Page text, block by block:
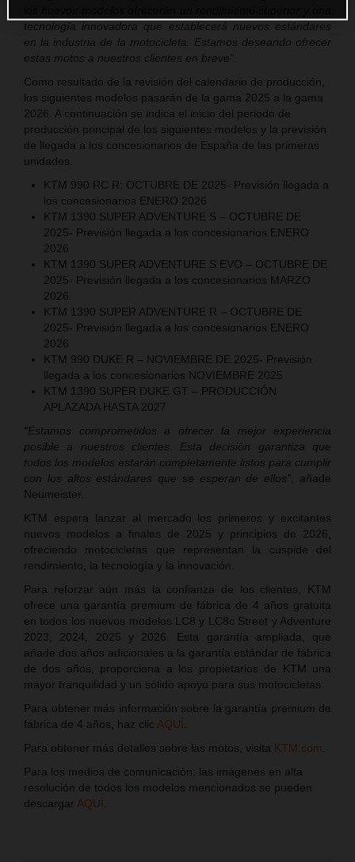
tecnología innovadora que establecerá nuevos estándares
en la industria de la motocicleta. Estamos deseando ofrecer
estas motos a nuestros clientes en breve”.
Como resultado de la revisión del calendario de producción,
los siguientes modelos pasarán de la gama 2025 a la gama
2026. A continuación se indica el inicio del periodo de
producción principal de los siguientes modelos y la previsión
de llegada a los concesionarios de España de las primeras
unidades.
KTM 990 RC R: OCTUBRE DE 2025- Previsión llegada a
los concesionarios ENERO 2026
KTM 1390 SUPER ADVENTURE S – OCTUBRE DE
2025- Previsión llegada a los concesionarios ENERO
2026
KTM 1390 SUPER ADVENTURE S EVO – OCTUBRE DE
2025- Previsión llegada a los concesionarios MARZO
2026
KTM 1390 SUPER ADVENTURE R – OCTUBRE DE
2025- Previsión llegada a los concesionarios ENERO
2026
KTM 990 DUKE R – NOVIEMBRE DE 2025- Previsión
llegada a los concesionarios NOVIEMBRE 2025
KTM 1390 SUPER DUKE GT – PRODUCCIÓN
APLAZADA HASTA 2027
“Estamos comprometidos a ofrecer la mejor experiencia
posible a nuestros clientes. Esta decisión garantiza que
todos los modelos estarán completamente listos para cumplir
con los altos estándares que se esperan de ellos” , añade
Neumeister.
KTM espera lanzar al mercado los primeros y excitantes
nuevos modelos a finales de 2025 y principios de 2026,
ofreciendo motocicletas que representan la cúspide del
rendimiento, la tecnología y la innovación.
Para reforzar aún más la confianza de los clientes, KTM
ofrece una garantía premium de fábrica de 4 años gratuita
en todos los nuevos modelos LC8 y LC8c Street y Adventure
2023, 2024, 2025 y 2026. Esta garantía ampliada, que
añade dos años adicionales a la garantía estándar de fábrica
de dos años, proporciona a los propietarios de KTM una
mayor tranquilidad y un sólido apoyo para sus motocicletas.
Para obtener más información sobre la garantía premium de
fábrica de 4 años, haz clic AQUÍ
Para obtener más detalles sobre las motos, visita KTM.com
Para los medios de comunicación: las imágenes en alta
resolución de todos los modelos mencionados se pueden
descargar AQUÍ